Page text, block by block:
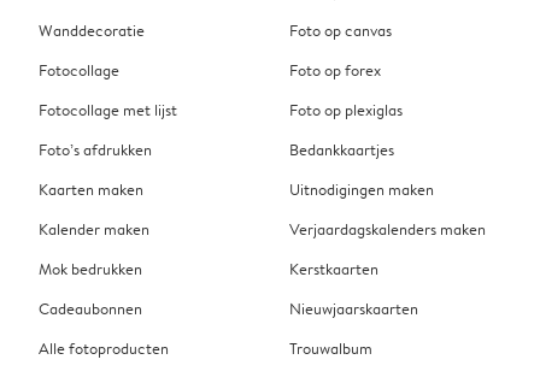
Wanddecoratie
Fotocollage
Fotocollage met lijst
Foto’s afdrukken
Kaarten maken
Kalender maken
Mok bedrukken
Cadeaubonnen
Alle fotoproducten
Foto op canvas
Foto op forex
Foto op plexiglas
Bedankkaartjes
Uitnodigingen maken
Verjaardagskalenders maken
Kerstkaarten
Nieuwjaarskaarten
Trouwalbum